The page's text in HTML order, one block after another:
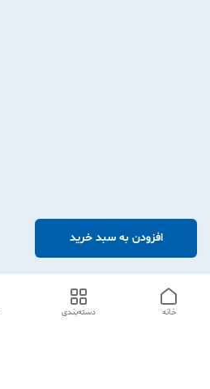
افزودن به سبد خرید
دسته‌بندی خانه